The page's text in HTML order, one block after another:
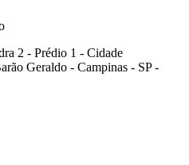
2 - Prédio 1 - Cidade
Geraldo - Campinas - SP -